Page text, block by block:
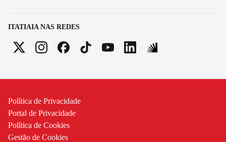
ITATIAIA NAS REDES
Política de Privacidade
Portal de Privacidade
Política de Cookies
Gestão de Cookies